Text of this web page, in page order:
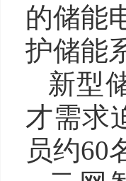
的储能
护储能
新型
才需求
员约60